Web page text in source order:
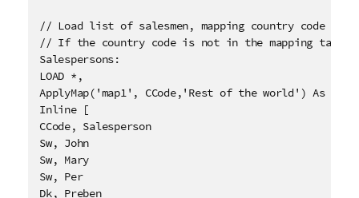
// Load list of salesmen, mapping country code to
// If the country code is not in the mapping
Salespersons:
LOAD *,
ApplyMap('map1', CCode,'Rest of the world') As
Inline [
CCode, Salesperson
Sw, John
Sw, Mary
Sw, Per
Dk, Preben